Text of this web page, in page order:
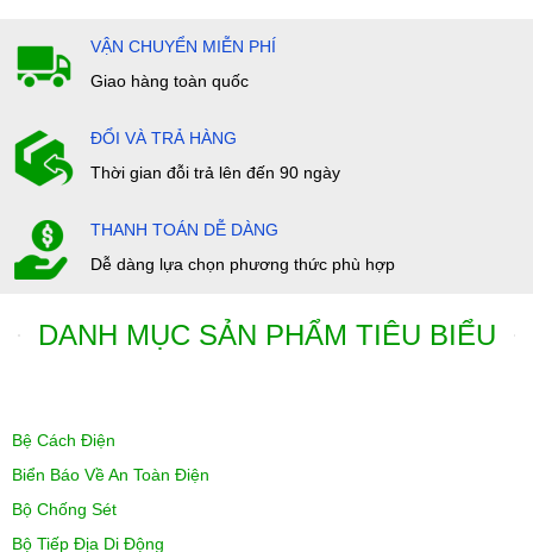
VẬN CHUYỂN MIỄN PHÍ
Giao hàng toàn quốc
ĐỔI VÀ TRẢ HÀNG
Thời gian đỗi trả lên đến 90 ngày
THANH TOÁN DỄ DÀNG
Dễ dàng lựa chọn phương thức phù hợp
DANH MỤC SẢN PHẨM TIÊU BIỂU
Bệ Cách Điện
Biển Báo Về An Toàn Điện
Bộ Chống Sét
Bộ Tiếp Địa Di Động